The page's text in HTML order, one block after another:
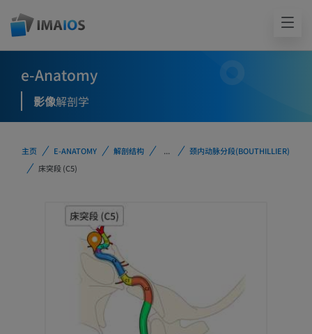
e-Anatomy
影像解剖学
主页 E-ANATOMY 解剖结构 ...
颈内动脉分段(BOUTHILLIER)
床突段 (C5)